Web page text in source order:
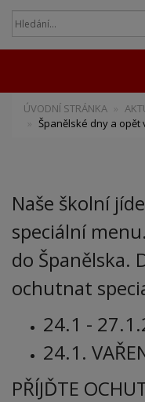
ÚVODNÍ STRÁNKA
Španělské dny a opět
Naše školní
speciální
do Španělska.
ochutnat
24.1 -
24.1.
PŘÍJĎTE